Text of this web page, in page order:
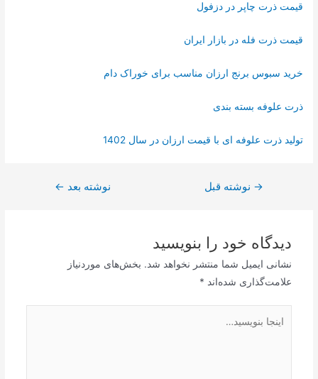
قیمت ذرت چاپر در دزفول
قیمت ذرت فله در بازار ایران
خرید سبوس برنج ارزان مناسب برای خوراک دام
ذرت علوفه بسته بندی
تولید ذرت علوفه ای با قیمت ارزان در سال 1402
→ نوشته قبل نوشته بعد ←
دیدگاه‌ خود را بنویسید
نشانی ایمیل شما منتشر نخواهد شد. بخش‌های موردنیاز
علامت‌گذاری شده‌اند *